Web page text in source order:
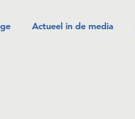
Actueel in de media